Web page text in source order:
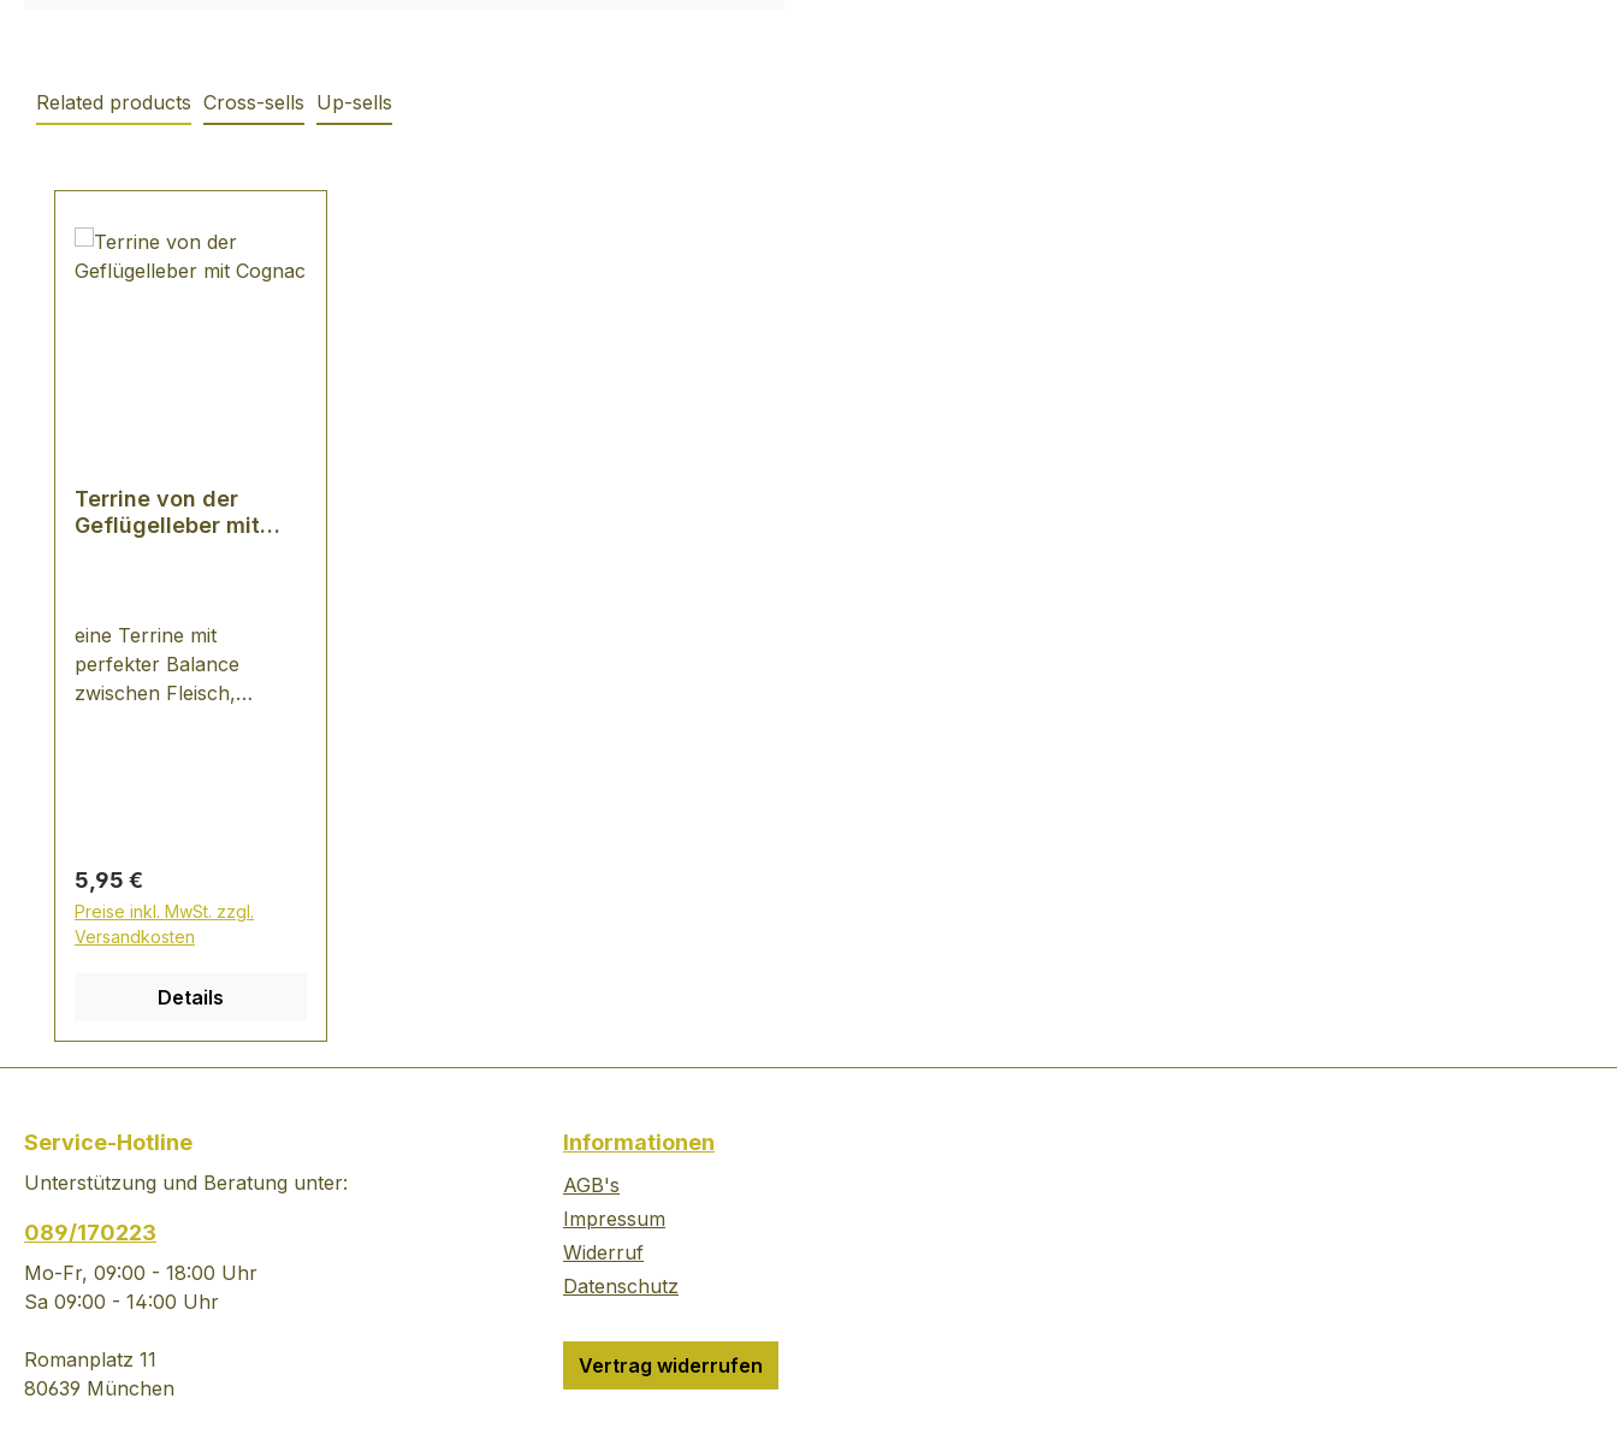
Related products Cross-sells Up-sells
Terrine von der
Geflügelleber mit
eine Terrine mit
perfekter Balance
zwischen Fleisch,
gegründete,
inhabergeführte
Unternehmen, ist für die
Erzeugung ihrer
gerade gut genug ist. Es
werden ausschließlich
natürliche Zutaten
Farb- und
Konservierungsstoffe
Produktion ist
technologisch auf dem
allerneusten Stand, um
Spitzenqualität zu
gewährleistet - und die
Regulärer Preis:
5,95 €
Preise inkl. MwSt. zzgl.
Versandkosten
Details
Service-Hotline
Unterstützung und Beratung unter:
089/170223
Mo-Fr, 09:00 - 18:00 Uhr
Sa 09:00 - 14:00 Uhr
Romanplatz 11
80639 München
Informationen
AGB's
Impressum
Widerruf
Datenschutz
Vertrag widerrufen